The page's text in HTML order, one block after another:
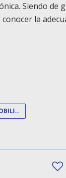
Siendo de
la
MEDIADOR INMOBILIARIO